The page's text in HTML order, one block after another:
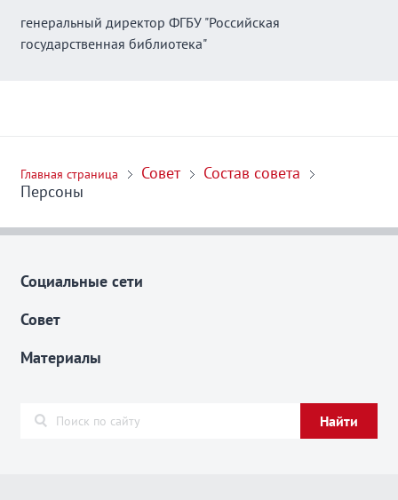
генеральный директор ФГБУ "Российская
государственная библиотека"
Главная страница Совет
Состав совета
Персоны
Социальные сети
Совет
Материалы
Найти